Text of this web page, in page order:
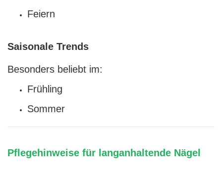
Feiern
Saisonale Trends
Besonders beliebt im:
Frühling
Sommer
Pflegehinweise für langanhaltende Nägel